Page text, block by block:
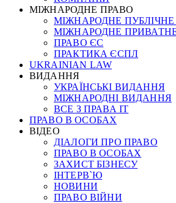
МІЖНАРОДНЕ ПРАВО
МІЖНАРОДНЕ
МІЖНАРОДНЕ
ПРАВО ЄС
ПРАКТИКА ЄСПЛ
UKRAINIAN LAW
ВИДАННЯ
УКРАЇНСЬКІ ВИДАННЯ
МІЖНАРОДНІ ВИДАННЯ
ВСЕ З ПРАВА ІТ
ПРАВО В ОСОБАХ
ВІДЕО
ДІАЛОГИ ПРО ПРАВО
ПРАВО В ОСОБАХ
ЗАХИСТ БІЗНЕСУ
ІНТЕРВ`Ю
НОВИНИ
ПРАВО ВІЙНИ